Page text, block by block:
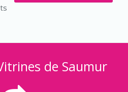
de Saumur